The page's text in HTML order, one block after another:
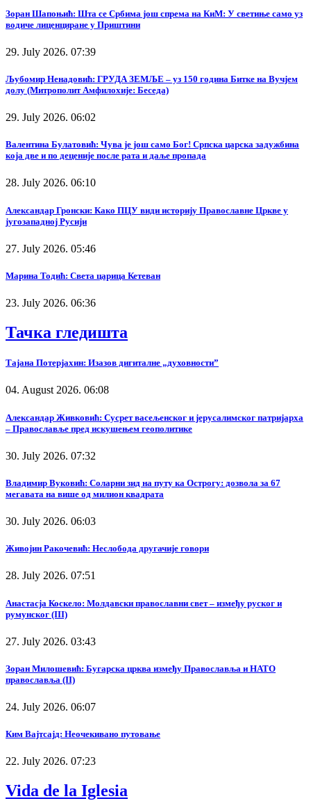
Зоран Шапоњић: Шта се Србима још спрема на КиМ: У светиње само уз
водиче лиценциране у Приштини
29. July 2026. 07:39
Љубомир Ненадовић: ГРУДА ЗЕМЉЕ – уз 150 година Битке на Вучјем
долу (Митрополит Амфилохије: Беседа)
29. July 2026. 06:02
Валентина Булатовић: Чува је још само Бог! Српска царска задужбина
која две и по деценије после рата и даље пропада
28. July 2026. 06:10
Александар Гронски: Како ПЦУ види историју Православне Цркве у
југозападној Русији
27. July 2026. 05:46
Марина Тодић: Света царица Кетеван
23. July 2026. 06:36
Тачка гледишта
Тајана Потерјахин: Изазов дигиталне „духовности”
04. August 2026. 06:08
Александар Живковић: Сусрет васељенског и јерусалимског патријарха
– Православље пред искушењем геополитике
30. July 2026. 07:32
Владимир Вуковић: Соларни зид на путу ка Острогу: дозвола за 67
мегавата на више од милион квадрата
30. July 2026. 06:03
Живојин Ракочевић: Неслобода другачије говори
28. July 2026. 07:51
Анастасја Коскело: Молдавски православни свет – између руског и
румунског (III)
27. July 2026. 03:43
Зоран Милошевић: Бугарска црква између Православља и НАТО
православља (II)
24. July 2026. 06:07
Ким Вајтсајд: Неочекивано путовање
22. July 2026. 07:23
Vida de la Iglesia